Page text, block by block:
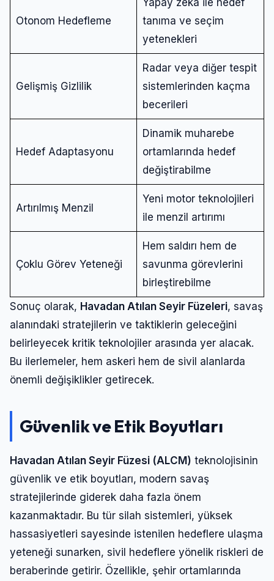
Otonom Hedefleme
Yapay zeka ile hedef
tanıma ve seçim
yetenekleri
Gelişmiş Gizlilik
Radar veya diğer tespit
sistemlerinden kaçma
becerileri
Hedef Adaptasyonu
Dinamik muharebe
ortamlarında hedef
değiştirabilme
Artırılmış Menzil
Yeni motor teknolojileri
ile menzil artırımı
Çoklu Görev Yeteneği
Hem saldırı hem de
savunma görevlerini
birleştirebilme
Sonuç olarak, Havadan Atılan Seyir Füzeleri, savaş
alanındaki stratejilerin ve taktiklerin geleceğini
belirleyecek kritik teknolojiler arasında yer alacak.
Bu ilerlemeler, hem askeri hem de sivil alanlarda
önemli değişiklikler getirecek.
Güvenlik ve Etik Boyutları
Havadan Atılan Seyir Füzesi (ALCM) teknolojisinin
güvenlik ve etik boyutları, modern savaş
stratejilerinde giderek daha fazla önem
kazanmaktadır. Bu tür silah sistemleri, yüksek
hassasiyetleri sayesinde istenilen hedeflere ulaşma
yeteneği sunarken, sivil hedeflere yönelik riskleri de
beraberinde getirir. Özellikle, şehir ortamlarında